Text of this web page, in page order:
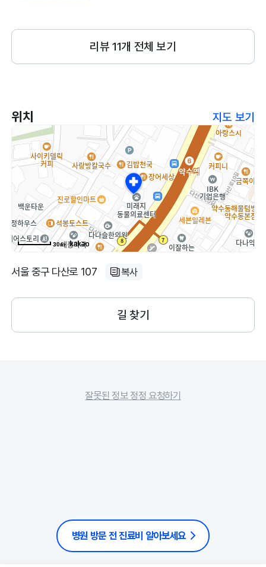
송은 안해주시지만 나중에 블로그에 수술 후기? 짧게 올
라오더라구요. 약수역 대로변에 위치해있고 병원도 넓고
쾌적해요. 호텔링이랑 놀이방 비용도 저렴한 편입니다.
리뷰11개 전체 보기
위치 지도 보기
30m
서울 중구 다산로 107 복사
길 찾기
잘못된 정보 정정 요청하기
병원 방문 전 진료비 알아보세요